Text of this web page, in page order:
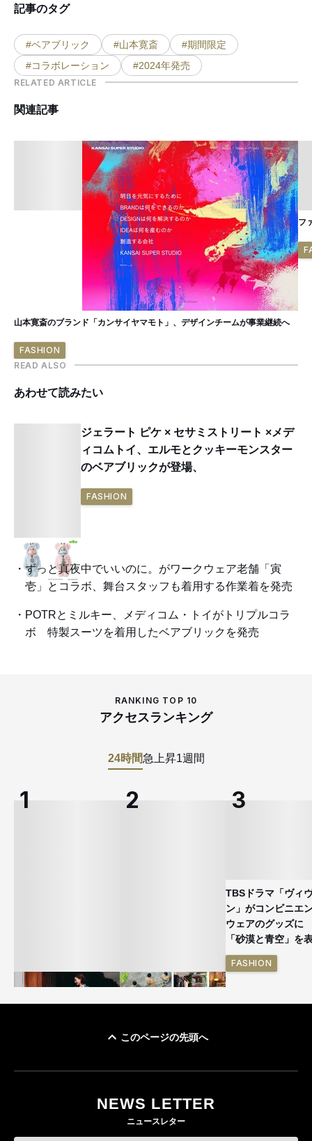
記事のタグ
#ベアブリック #山本寛斎
#期間限定
#コラボレーション
#2024年発売
RELATED ARTICLE
関連記事
山本寛斎のブランド「カンサイヤマモト」、デザインチームが事業継続へ
FASHION
フ
READ ALSO
あわせて読みたい
ジェラート ピケ × セサミストリート ×メデ
ィコムトイ、エルモとクッキーモンスター
のベアブリックが登場、
FASHION
ずっと真夜中でいいのに。がワークウェア老舗「寅
壱」とコラボ、舞台スタッフも着用する作業着を発売
POTRとミルキー、メディコム・トイがトリプルコラ
ボ 特製スーツを着用したベアブリックを発売
RANKING TOP 10
アクセスランキング
24時間急上昇1週間
ケットなど7型を発売
をラインナップ
TBSドラマ「ヴィ
ン」がコンビニエ
ウェアのグッズ
「砂漠と青空」を
FASHION
このページの先頭へ
NEWS LETTER
ニュースレター